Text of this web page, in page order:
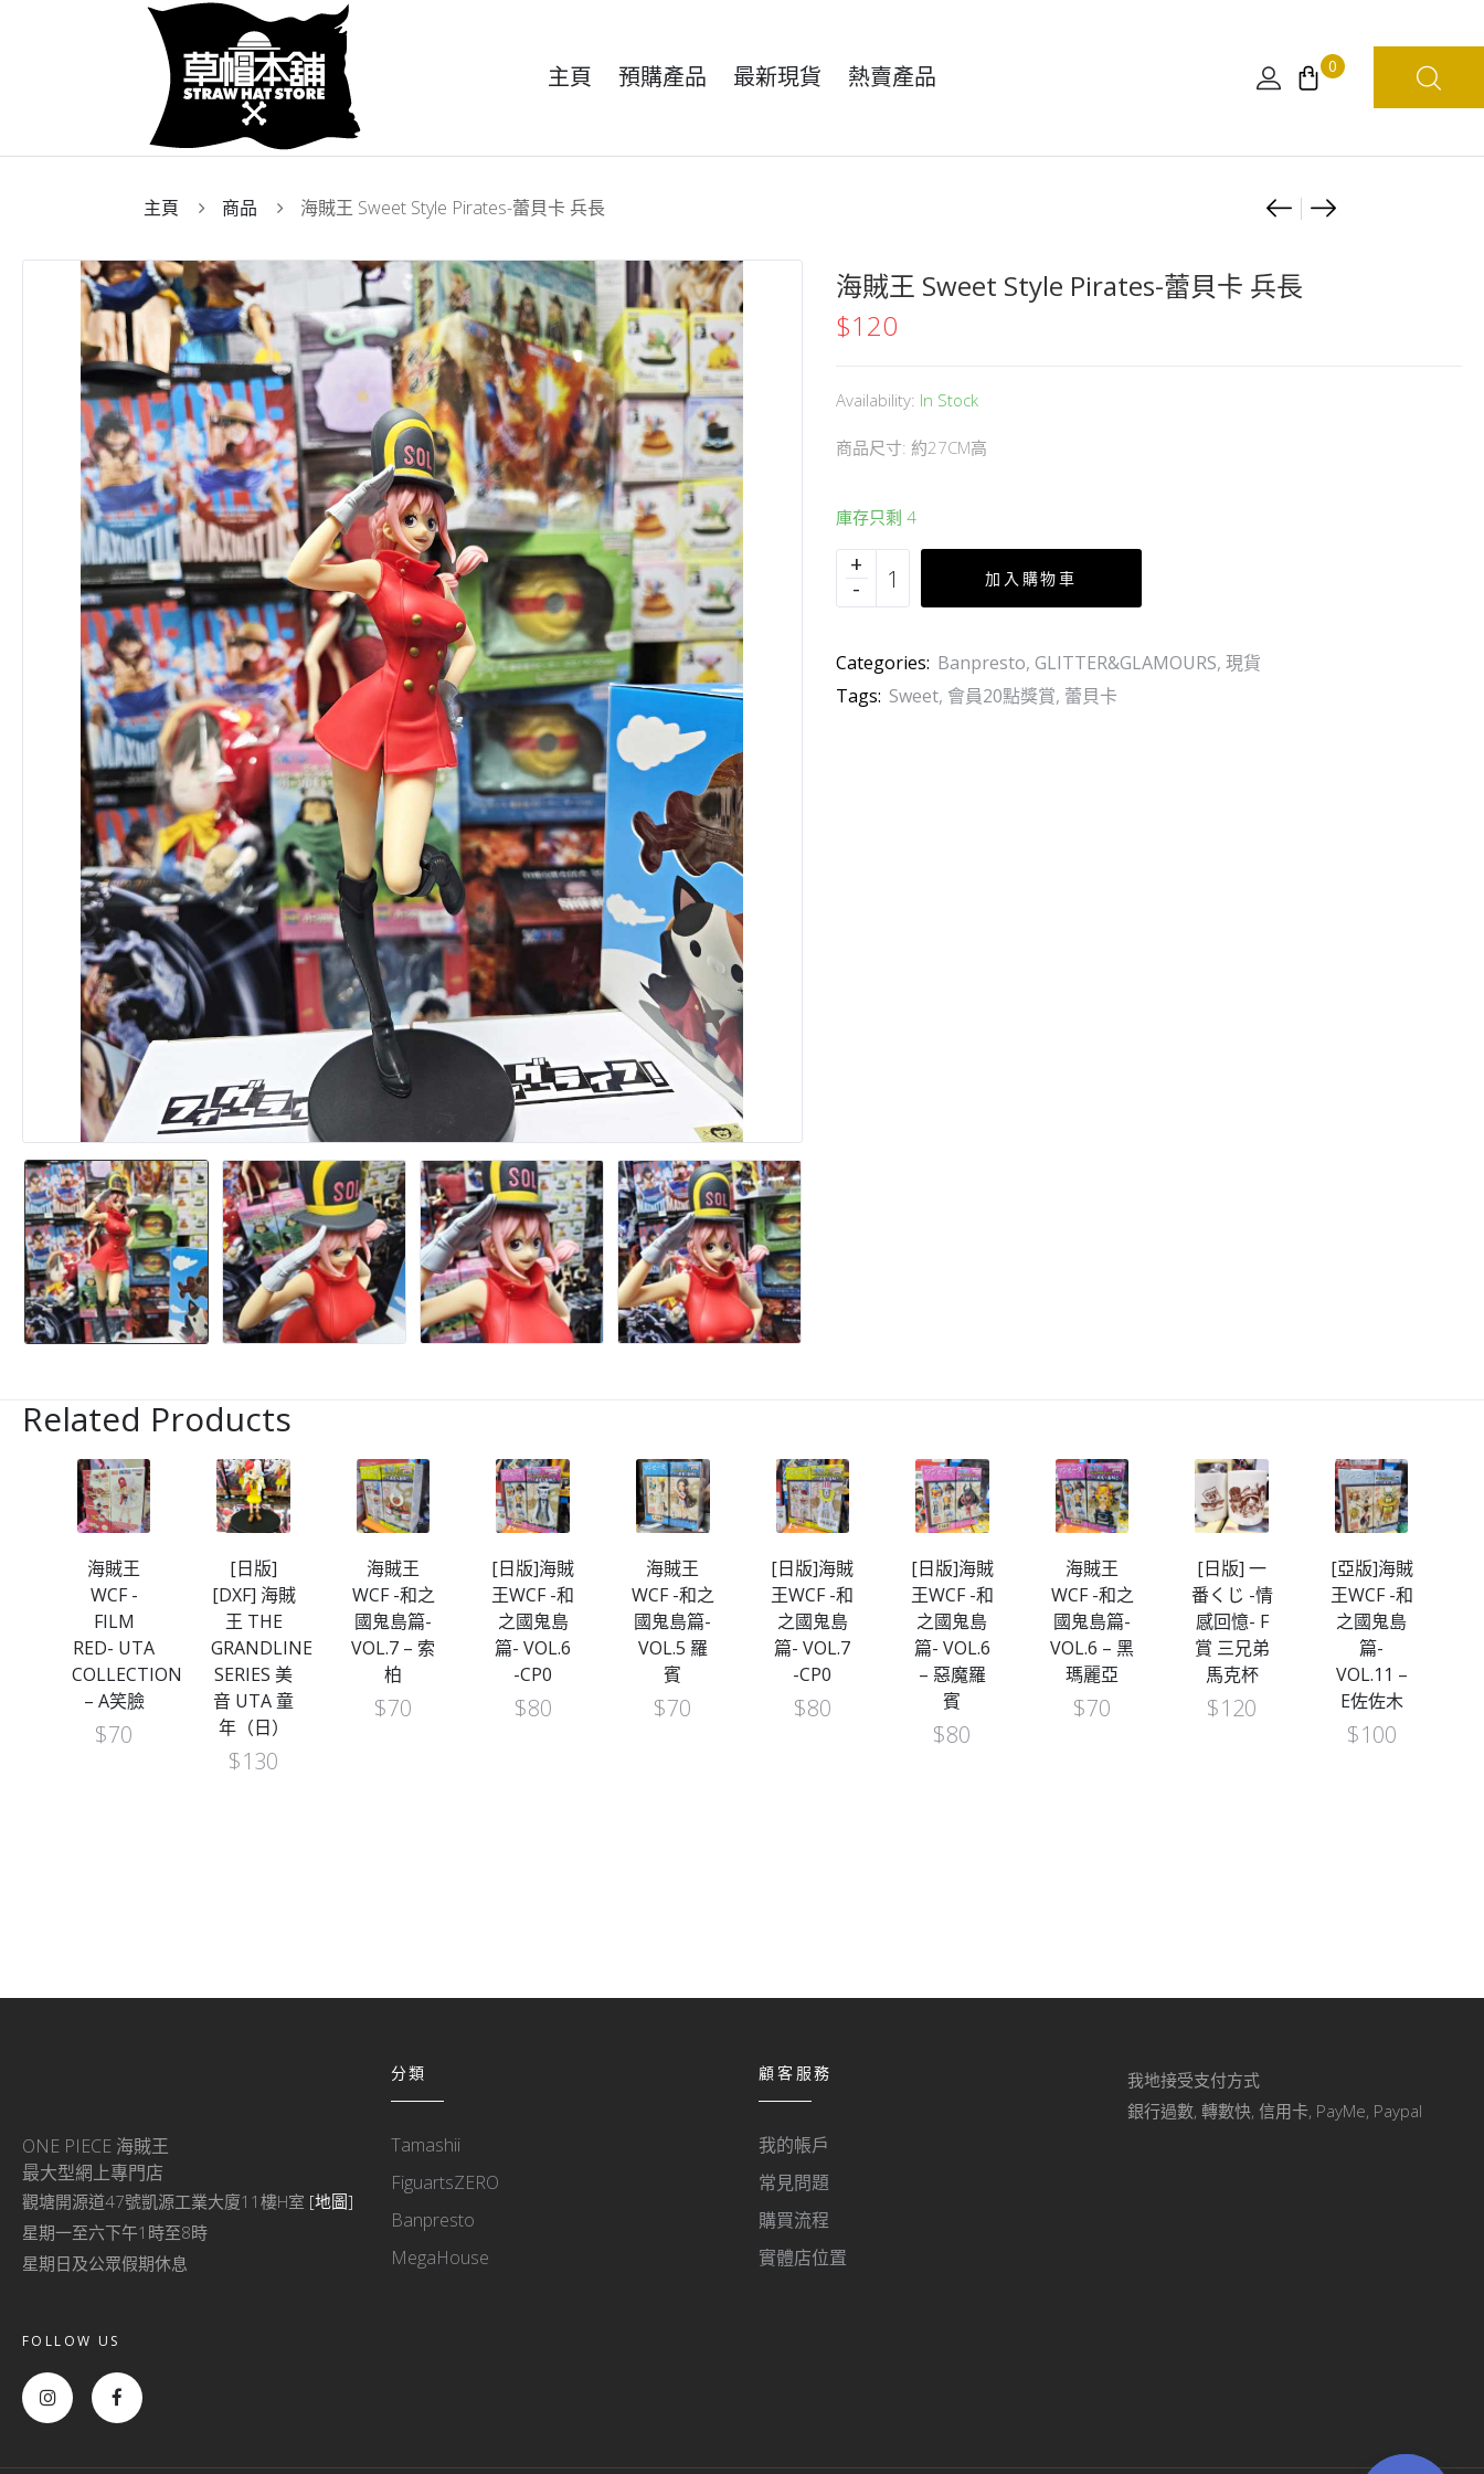
主頁 預購產品 最新現貨 熱賣產品 0
主頁 商品 海賊王 Sweet Style Pirates-蕾貝卡 兵長
Product
LOOK
ONE
PIECE
FiguartsZERO
海賊王 Sweet Style Pirates-蕾貝卡 兵長
$120
Availability: In Stock
商品尺寸: 約27CM高
庫存只剩 4
加入購物車
Categories: Banpresto, GLITTER&GLAMOURS, 現貨
Tags: Sweet, 會員20點獎賞, 蕾貝卡
Related Products
海賊王
WCF -
FILM
RED- UTA
COLLECTION
– A笑臉
$70
[日版]
[DXF] 海賊
王 THE
GRANDLINE
SERIES 美
音 UTA 童
年（日）
$130
海賊王
WCF -和之
國鬼島篇-
VOL.7 – 索
柏
$70
[日版]海賊
王WCF -和
之國鬼島
篇- VOL.6
-CP0
$80
海賊王
WCF -和之
國鬼島篇-
VOL.5 羅
賓
$70
[日版]海賊
王WCF -和
之國鬼島
篇- VOL.7
-CP0
$80
[日版]海賊
王WCF -和
之國鬼島
篇- VOL.6
– 惡魔羅
賓
$80
海賊王
WCF -和之
國鬼島篇-
VOL.6 – 黑
瑪麗亞
$70
[日版] 一
番くじ -情
感回憶- F
賞 三兄弟
馬克杯
$120
[亞版]海賊
王WCF -和
之國鬼島
篇-
VOL.11 –
E佐佐木
$100
ONE PIECE 海賊王
最大型網上專門店
觀塘開源道47號凱源工業大廈11樓H室 [地圖]
星期一至六下午1時至8時
星期日及公眾假期休息
FOLLOW US
分類
Tamashii
FiguartsZERO
Banpresto
MegaHouse
顧客服務
我的帳戶
常見問題
購買流程
實體店位置
我地接受支付方式
銀行過數, 轉數快, 信用卡, PayMe, Paypal